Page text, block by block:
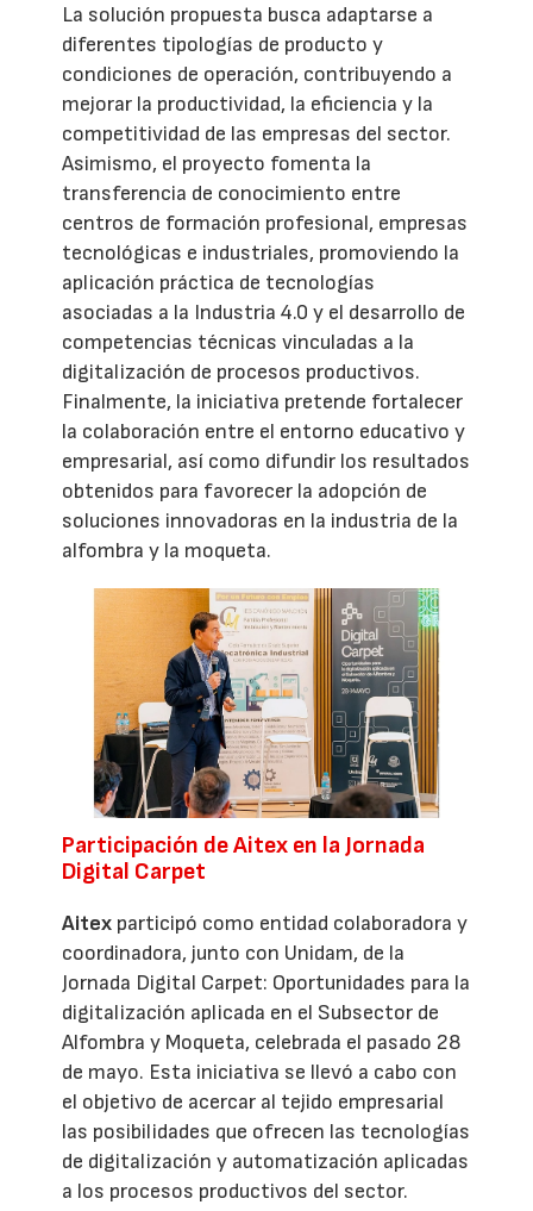
La solución propuesta busca adaptarse a
diferentes tipologías de producto y
condiciones de operación, contribuyendo a
mejorar la productividad, la eficiencia y la
competitividad de las empresas del sector.
Asimismo, el proyecto fomenta la
transferencia de conocimiento entre
centros de formación profesional, empresas
tecnológicas e industriales, promoviendo la
aplicación práctica de tecnologías
asociadas a la Industria 4.0 y el desarrollo de
competencias técnicas vinculadas a la
digitalización de procesos productivos.
Finalmente, la iniciativa pretende fortalecer
la colaboración entre el entorno educativo y
empresarial, así como difundir los resultados
obtenidos para favorecer la adopción de
soluciones innovadoras en la industria de la
alfombra y la moqueta.
Participación de Aitex en la Jornada
Digital Carpet
Aitex participó como entidad colaboradora y
coordinadora, junto con Unidam, de la
Jornada Digital Carpet: Oportunidades para la
digitalización aplicada en el Subsector de
Alfombra y Moqueta, celebrada el pasado 28
de mayo. Esta iniciativa se llevó a cabo con
el objetivo de acercar al tejido empresarial
las posibilidades que ofrecen las tecnologías
de digitalización y automatización aplicadas
a los procesos productivos del sector.